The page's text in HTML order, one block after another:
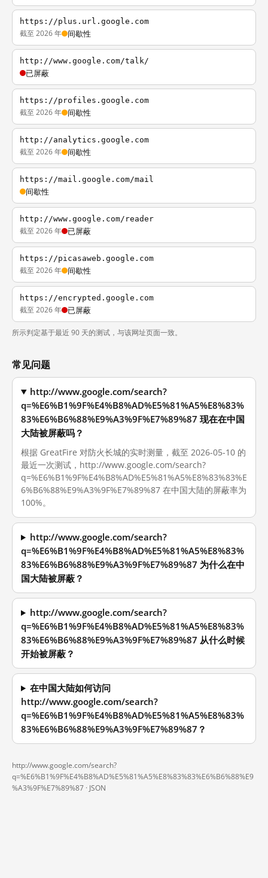
https://plus.url.google.com
截至 2026 年 间歇性
http://www.google.com/talk/
已屏蔽
https://profiles.google.com
截至 2026 年 间歇性
http://analytics.google.com
截至 2026 年 间歇性
https://mail.google.com/mail
间歇性
http://www.google.com/reader
截至 2026 年 已屏蔽
https://picasaweb.google.com
截至 2026 年 间歇性
https://encrypted.google.com
截至 2026 年 已屏蔽
所示判定基于最近 90 天的测试，与该网址页面一致。
常见问题
http://www.google.com/search?
q=%E6%B1%9F%E4%B8%AD%E5%81%A5%E8%83%
83%E6%B6%88%E9%A3%9F%E7%89%87 现在在中国
大陆被屏蔽吗？
根据 GreatFire 对防火长城的实时测量，截至 2026-05-10 的
最近一次测试，http://www.google.com/search?
q=%E6%B1%9F%E4%B8%AD%E5%81%A5%E8%83%83%E
6%B6%88%E9%A3%9F%E7%89%87 在中国大陆的屏蔽率为
100%。
http://www.google.com/search?
q=%E6%B1%9F%E4%B8%AD%E5%81%A5%E8%83%
83%E6%B6%88%E9%A3%9F%E7%89%87 为什么在中
国大陆被屏蔽？
http://www.google.com/search?
q=%E6%B1%9F%E4%B8%AD%E5%81%A5%E8%83%
83%E6%B6%88%E9%A3%9F%E7%89%87 从什么时候
开始被屏蔽？
在中国大陆如何访问
http://www.google.com/search?
q=%E6%B1%9F%E4%B8%AD%E5%81%A5%E8%83%
83%E6%B6%88%E9%A3%9F%E7%89%87？
http://www.google.com/search?
q=%E6%B1%9F%E4%B8%AD%E5%81%A5%E8%83%83%E6%B6%88%E9
%A3%9F%E7%89%87 · JSON